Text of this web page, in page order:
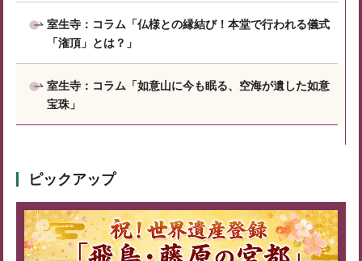
室生寺：コラム「仏様との縁結び！本堂で行われる儀式
「潅頂」とは？」
室生寺：コラム「如意山に今も眠る、空海が遺した如意
宝珠」
ピックアップ